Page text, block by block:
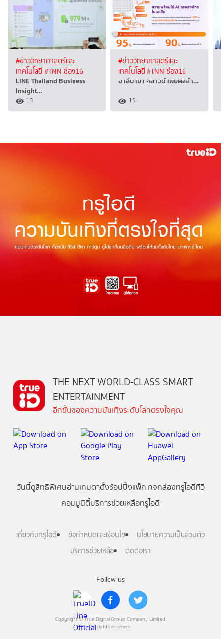
#ข่าววิทยาศาสตร์และ
เทคโนโลยี#TNN ช่อง16
LINE Thailand Business
Insight…
13
#ข่าววิทยาศาสตร์และ
เทคโนโลยี#TNN ช่อง16
อาลีบาบา คลาวด์ เผยผลสำ…
15
Follow us
Copyright © True Digital Group Company Limited.
All rights reserved
THE NEXT WORLD-CLASS SMART
ENTERTAINMENT
อีกขั้นของความบันเทิงระดับโลกตรงใจคุณ
วันนี้ดูสิทธิพิเศษอ่านเกมตาตั้งช้อปปิ้งแพ็กเกจกล่องทรูไอดีทีวี
คอมมูนิตี้บริการช่วยเหลือทรูไอดี
เกี่ยวกับทรูไอดี ข้อกำหนดและเงื่อนไข
นโยบายความเป็นส่วนตัว
บริการช่วยเหลือ
ติดต่อเรา